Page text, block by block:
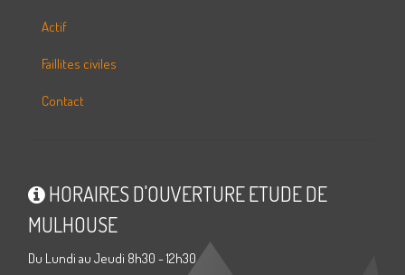
Actif
Faillites civiles
Contact
HORAIRES D'OUVERTURE ETUDE DE
MULHOUSE
Du Lundi au Jeudi 8h30 - 12h30